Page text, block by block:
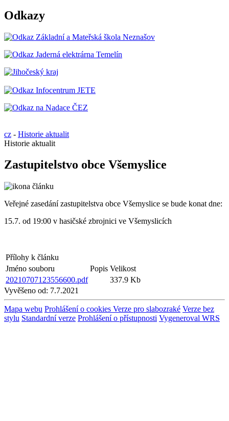
Odkazy
cz - Historie aktualit
Historie aktualit
Zastupitelstvo obce Všemyslice
Veřejné zasedání zastupitelstva obce Všemyslice se bude konat dne:
15.7. od 19:00 v hasičské zbrojnici ve Všemyslicích
Přílohy k článku
Jméno souboru
Popis Velikost
20210707123556600.pdf
337.9 Kb
Vyvěšeno od: 7.7.2021
Mapa webu Prohlášení o cookies Verze pro slabozraké Verze bez
stylu Standardní verze Prohlášení o přístupnosti Vygeneroval WRS